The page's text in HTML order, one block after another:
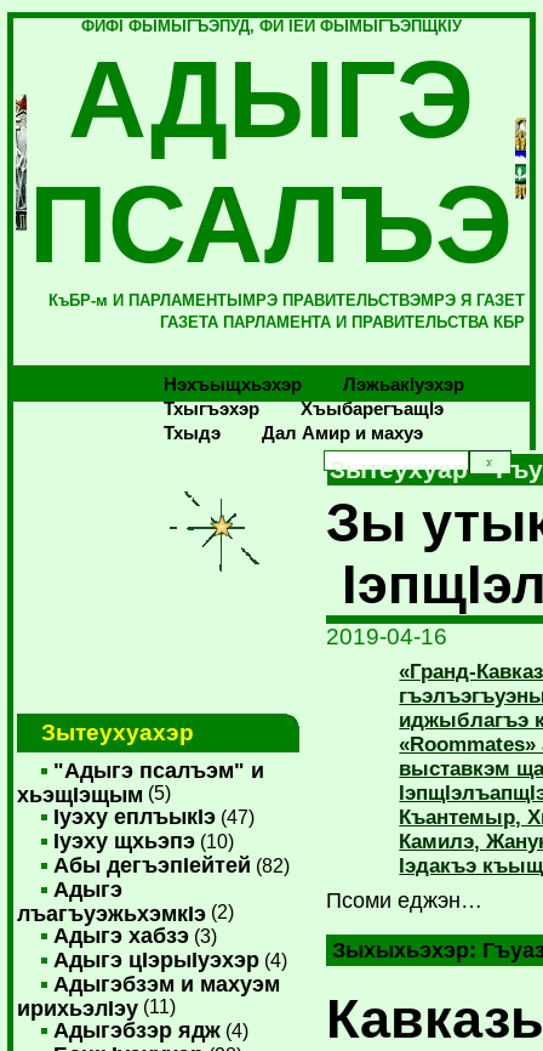
ФИФI ФЫМЫГЪЭПУД, ФИ IЕЙ ФЫМЫГЪЭПЩКIУ
АДЫГЭ
ПСАЛЪЭ
КъБР-м И ПАРЛАМЕНТЫМРЭ ПРАВИТЕЛЬСТВЭМРЭ Я ГАЗЕТ
ГАЗЕТА ПАРЛАМЕНТА И ПРАВИТЕЛЬСТВА КБР
Нэхъыщхьэхэр
Лэжьакlуэхэр
Тхыгъэхэр
Хъыбарегъащlэ
Тхыдэ
Дал Амир и махуэ
Зытеухуахэр
"Адыгэ псалъэм" и
хьэщIэщым (5)
Iуэху еплъыкIэ (47)
Iуэху щхьэпэ (10)
Абы дегъэпIейтей (82)
Адыгэ
лъагъуэжьхэмкIэ (2)
Адыгэ хабзэ (3)
Адыгэ цIэрыIуэхэр (4)
Адыгэбзэм и махуэм
ирихьэлIэу (11)
Адыгэбзэр ядж (4)
Зытеухуар
Зы
2019-04-16
«Гранд-
иджыблагъэ
выставкэм
Къантемыр,
Камилэ,
Iэдакъэ
Псоми еджэн…
Зыхыхьэхэр: